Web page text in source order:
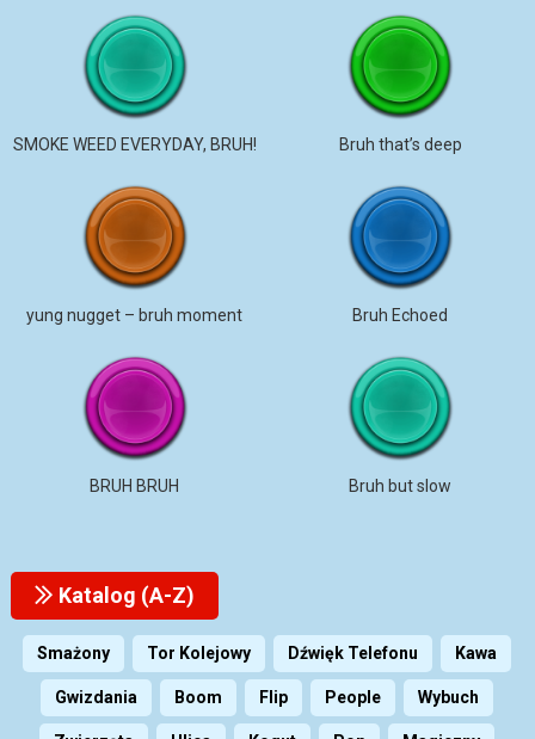
SMOKE WEED EVERYDAY, BRUH! Bruh that’s deep
yung nugget – bruh moment Bruh Echoed
BRUH BRUH Bruh but slow
Katalog (A-Z)
Smażony Tor Kolejowy Dźwięk Telefonu Kawa
Gwizdania Boom Flip People Wybuch